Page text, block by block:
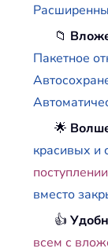
📁
Пакетное
🌟
красивых и
вместо
👍
всем с